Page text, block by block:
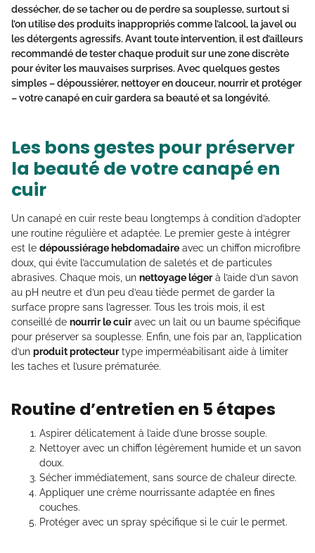
dessécher, de se tacher ou de perdre sa souplesse, surtout si
l’on utilise des produits inappropriés comme l’alcool, la javel ou
les détergents agressifs. Avant toute intervention, il est d’ailleurs
recommandé de tester chaque produit sur une zone discrète
pour éviter les mauvaises surprises. Avec quelques gestes
simples – dépoussiérer, nettoyer en douceur, nourrir et protéger
– votre canapé en cuir gardera sa beauté et sa longévité.
Les bons gestes pour préserver
la beauté de votre canapé en
cuir
Un canapé en cuir reste beau longtemps à condition d’adopter
une routine régulière et adaptée. Le premier geste à intégrer
est le dépoussiérage hebdomadaire avec un chiffon microfibre
doux, qui évite l’accumulation de saletés et de particules
abrasives. Chaque mois, un nettoyage légerà l’aide d’un savon
au pH neutre et d’un peu d’eau tiède permet de garder la
surface propre sans l’agresser. Tous les trois mois, il est
conseillé de nourrir le cuiravec un lait ou un baume spécifique
pour préserver sa souplesse. Enfin, une fois par an, l’application
d’un produit protecteurtype imperméabilisant aide à limiter
les taches et l’usure prématurée.
Routine d’entretien en 5 étapes
Aspirer délicatement à l’aide d’une brosse souple.
Nettoyer avec un chiffon légèrement humide et un savon
doux.
Sécher immédiatement, sans source de chaleur directe.
Appliquer une crème nourrissante adaptée en fines
couches.
Protéger avec un spray spécifique si le cuir le permet.